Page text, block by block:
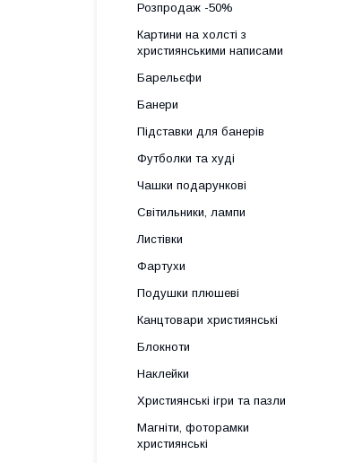
Розпродаж -50%
Картини на холсті з
християнськими написами
Барельєфи
Банери
Підставки для банерів
Футболки та худі
Чашки подарункові
Світильники, лампи
Листівки
Фартухи
Подушки плюшеві
Канцтовари християнські
Блокноти
Наклейки
Християнські ігри та пазли
Магніти, фоторамки
християнські